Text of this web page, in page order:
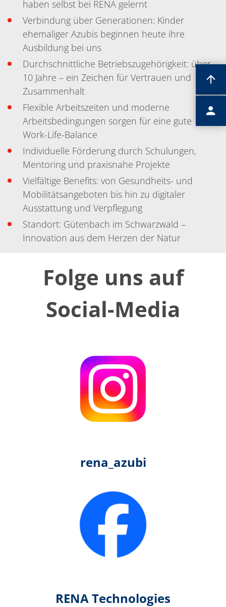
haben selbst bei RENA gelernt
Verbindung über Generationen: Kinder
ehemaliger Azubis beginnen heute ihre
Ausbildung bei uns
Durchschnittliche Betriebszugehörigkeit: über
10 Jahre – ein Zeichen für Vertrauen und
Zusammenhalt
Flexible Arbeitszeiten und moderne
Arbeitsbedingungen sorgen für eine gute
Work-Life-Balance
Individuelle Förderung durch Schulungen,
Mentoring und praxisnahe Projekte
Vielfältige Benefits: von Gesundheits- und
Mobilitätsangeboten bis hin zu digitaler
Ausstattung und Verpflegung
Standort: Gütenbach im Schwarzwald –
Innovation aus dem Herzen der Natur
Folge uns auf
Social-Media
rena_azubi
RENA Technologies